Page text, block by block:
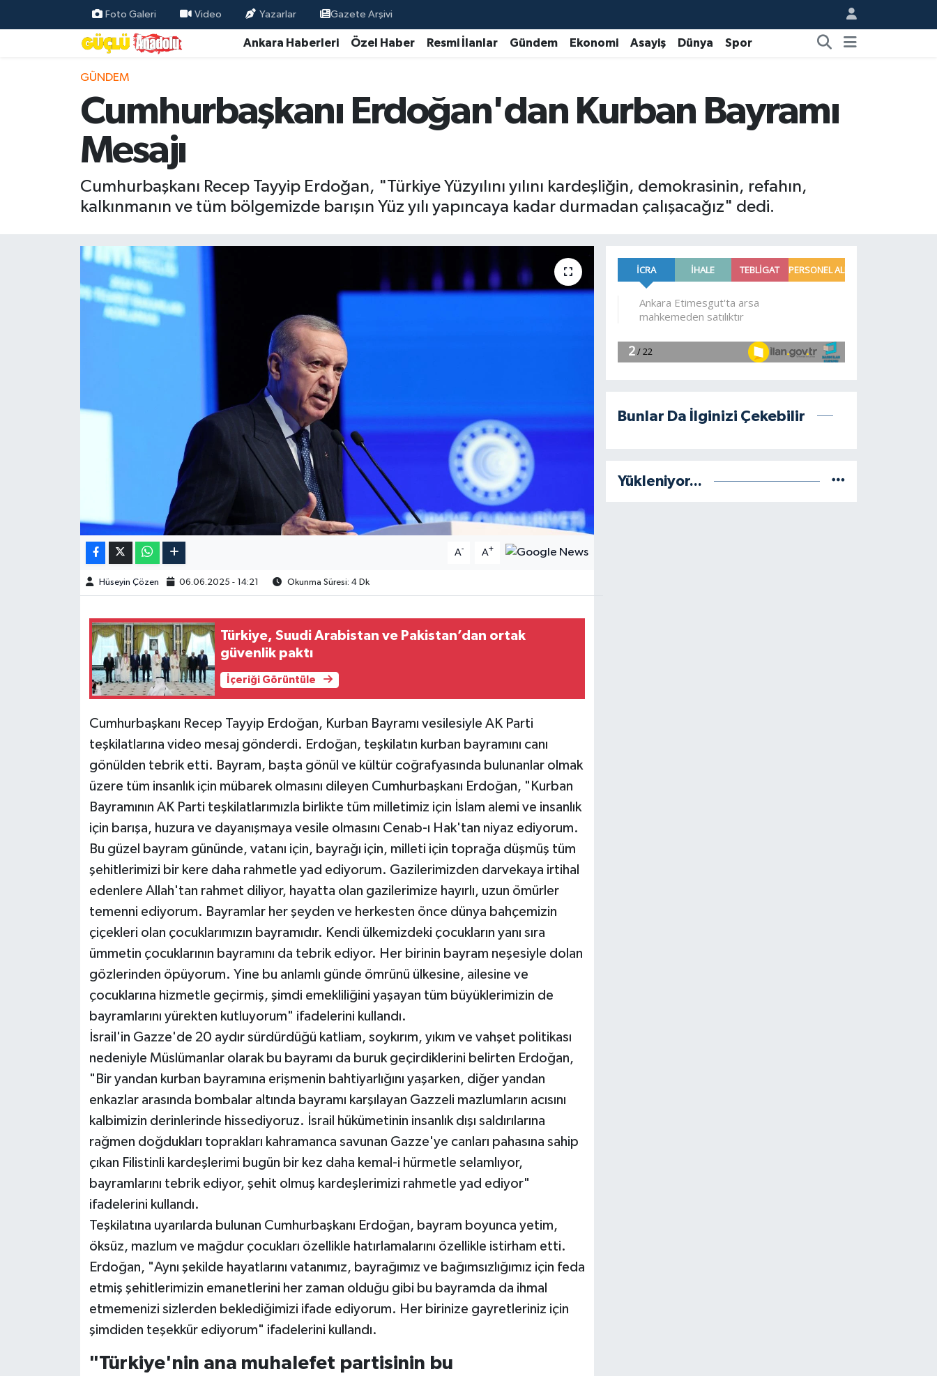
Foto Galeri Video Yazarlar Gazete Arşivi
Ankara Haberleri Özel Haber Resmi İlanlar Gündem Ekonomi Asayiş Dünya Spor
GÜNDEM
Cumhurbaşkanı Erdoğan'dan Kurban Bayramı
Mesajı
Cumhurbaşkanı Recep Tayyip Erdoğan, "Türkiye Yüzyılını yılını kardeşliğin, demokrasinin, refahın,
kalkınmanın ve tüm bölgemizde barışın Yüz yılı yapıncaya kadar durmadan çalışacağız" dedi.
A- A+
Hüseyin Çözen 06.06.2025 - 14:21 Okunma Süresi: 4 Dk
Türkiye, Suudi Arabistan ve Pakistan’dan ortak
güvenlik paktı
İçeriği Görüntüle
Cumhurbaşkanı Recep Tayyip Erdoğan, Kurban Bayramı vesilesiyle AK Parti
teşkilatlarına video mesaj gönderdi. Erdoğan, teşkilatın kurban bayramını canı
gönülden tebrik etti. Bayram, başta gönül ve kültür coğrafyasında bulunanlar olmak
üzere tüm insanlık için mübarek olmasını dileyen Cumhurbaşkanı Erdoğan, "Kurban
Bayramının AK Parti teşkilatlarımızla birlikte tüm milletimiz için İslam alemi ve insanlık
için barışa, huzura ve dayanışmaya vesile olmasını Cenab-ı Hak'tan niyaz ediyorum.
Bu güzel bayram gününde, vatanı için, bayrağı için, milleti için toprağa düşmüş tüm
şehitlerimizi bir kere daha rahmetle yad ediyorum. Gazilerimizden darvekaya irtihal
edenlere Allah'tan rahmet diliyor, hayatta olan gazilerimize hayırlı, uzun ömürler
temenni ediyorum. Bayramlar her şeyden ve herkesten önce dünya bahçemizin
çiçekleri olan çocuklarımızın bayramıdır. Kendi ülkemizdeki çocukların yanı sıra
ümmetin çocuklarının bayramını da tebrik ediyor. Her birinin bayram neşesiyle dolan
gözlerinden öpüyorum. Yine bu anlamlı günde ömrünü ülkesine, ailesine ve
çocuklarına hizmetle geçirmiş, şimdi emekliliğini yaşayan tüm büyüklerimizin de
bayramlarını yürekten kutluyorum" ifadelerini kullandı.
İsrail'in Gazze'de 20 aydır sürdürdüğü katliam, soykırım, yıkım ve vahşet politikası
nedeniyle Müslümanlar olarak bu bayramı da buruk geçirdiklerini belirten Erdoğan,
"Bir yandan kurban bayramına erişmenin bahtiyarlığını yaşarken, diğer yandan
enkazlar arasında bombalar altında bayramı karşılayan Gazzeli mazlumların acısını
kalbimizin derinlerinde hissediyoruz. İsrail hükümetinin insanlık dışı saldırılarına
rağmen doğdukları toprakları kahramanca savunan Gazze'ye canları pahasına sahip
çıkan Filistinli kardeşlerimi bugün bir kez daha kemal-i hürmetle selamlıyor,
bayramlarını tebrik ediyor, şehit olmuş kardeşlerimizi rahmetle yad ediyor"
ifadelerini kullandı.
Teşkilatına uyarılarda bulunan Cumhurbaşkanı Erdoğan, bayram boyunca yetim,
öksüz, mazlum ve mağdur çocukları özellikle hatırlamalarını özellikle istirham etti.
Erdoğan, "Aynı şekilde hayatlarını vatanımız, bayrağımız ve bağımsızlığımız için feda
etmiş şehitlerimizin emanetlerini her zaman olduğu gibi bu bayramda da ihmal
etmemenizi sizlerden beklediğimizi ifade ediyorum. Her birinize gayretleriniz için
şimdiden teşekkür ediyorum" ifadelerini kullandı.
"Türkiye'nin ana muhalefet partisinin bu
Bunlar Da İlginizi Çekebilir
Yükleniyor...
Özel Haber
Resmi İlanlar
Ekonomi
Gündem
Magazin
Kim kimdir?
Kültür Sanat
Televizyon
Yaşam-Çevre